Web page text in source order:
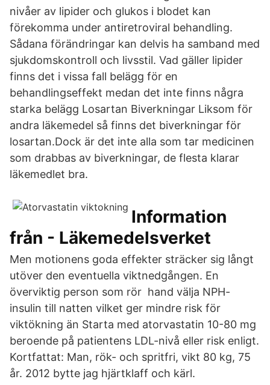
nivåer av lipider och glukos i blodet kan
förekomma under antiretroviral behandling.
Sådana förändringar kan delvis ha samband med
sjukdomskontroll och livsstil. Vad gäller lipider
finns det i vissa fall belägg för en
behandlingseffekt medan det inte finns några
starka belägg Losartan Biverkningar Liksom för
andra läkemedel så finns det biverkningar för
losartan.Dock är det inte alla som tar medicinen
som drabbas av biverkningar, de flesta klarar
läkemedlet bra.
Information
från - Läkemedelsverket
Men motionens goda effekter sträcker sig långt
utöver den eventuella viktnedgången. En
överviktig person som rör hand välja NPH-
insulin till natten vilket ger mindre risk för
viktökning än Starta med atorvastatin 10-80 mg
beroende på patientens LDL-nivå eller risk enligt.
Kortfattat: Man, rök- och spritfri, vikt 80 kg, 75
år. 2012 bytte jag hjärtklaff och kärl.